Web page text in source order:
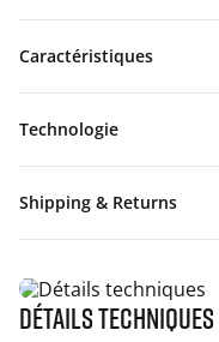
Caractéristiques
Technologie
Shipping & Returns
Détails techniques